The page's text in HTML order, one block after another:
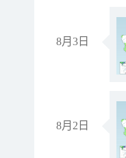
8月3日
8月2日